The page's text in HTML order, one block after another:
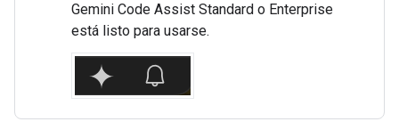
Gemini Code Assist Standard o Enterprise
está listo para usarse.